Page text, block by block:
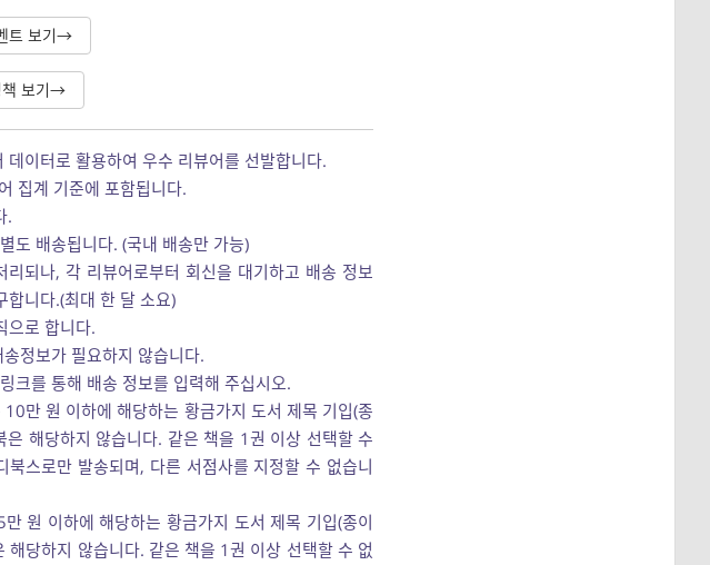
트 보기→
책 보기→
이터로 활용하여 우수 리뷰어를 선발합니다.
집계 기준에 포함됩니다.
.
도 배송됩니다. (국내 배송만 가능)
되나, 각 리뷰어로부터 회신을 대기하고 배송 정보
니다.(최대 한 달 소요)
으로 합니다.
정보가 필요하지 않습니다.
크를 통해 배송 정보를 입력해 주십시오.
만 원 이하에 해당하는 황금가지 도서 제목 기입(종
해당하지 않습니다. 같은 책을 1권 이상 선택할 수
스로만 발송되며, 다른 서점사를 지정할 수 없습니
원 이하에 해당하는 황금가지 도서 제목 기입(종이
당하지 않습니다. 같은 책을 1권 이상 선택할 수 없